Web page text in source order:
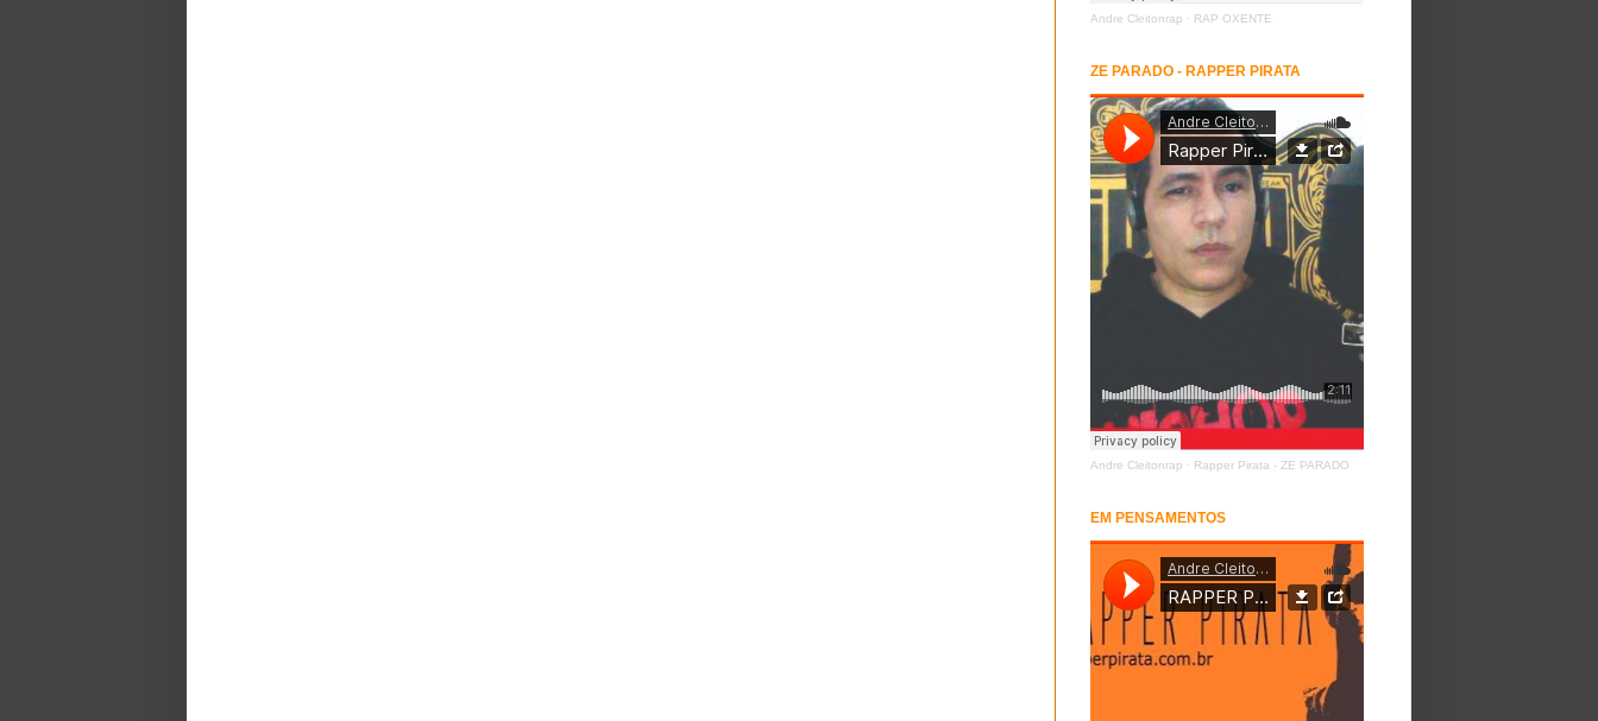
Andre Cleitonrap · RAP OXENTE
ZE PARADO - RAPPER PIRATA
Andre Cleitonrap · Rapper Pirata - ZE PARADO
EM PENSAMENTOS